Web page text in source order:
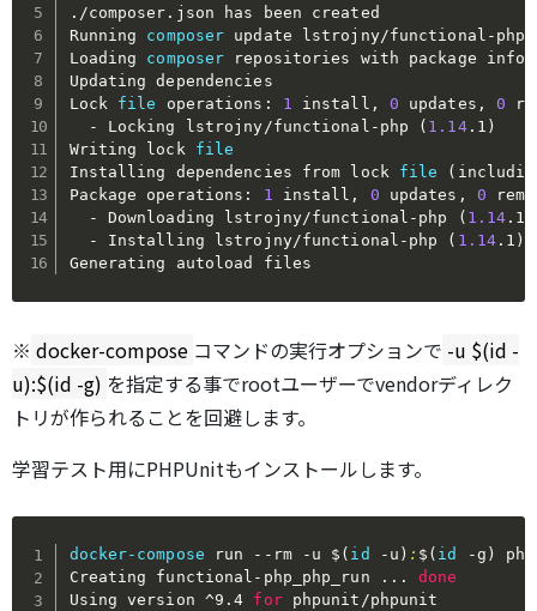
./composer.json has been created
Running composer update lstrojny/functional-php
Loading composer repositories with package
Updating dependencies
Lock file operations: 1 install, 0 updates, 0
  - Locking lstrojny/functional-php
( 1.14.1 )
Writing lock file
Installing dependencies from lock file (
Package operations: 1 install, 0 updates, 0
  - Downloading lstrojny/functional-php
( 1.14 .1
  - Installing lstrojny/functional-php
( 1.14.1 )
Generating autoload files
※ docker-compose コマンドの実行オプションで -u $(id -
u):$(id -g) を指定する事でrootユーザーでvendorディレク
トリが作られることを回避します。
学習テスト用にPHPUnitもインストールします。
docker-compose run --rm -u $( id -u ) : $( id -g )
Creating functional-php_php_run
.. . done
Using version ^9.4 for phpunit/phpunit